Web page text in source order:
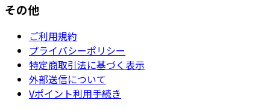
その他
ご利用規約
プライバシーポリシー
特定商取引法に基づく表示
外部送信について
Vポイント利用手続き